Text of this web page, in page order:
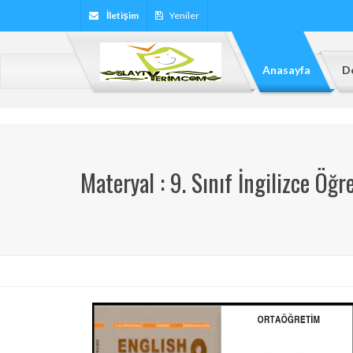
İletişim Yeniler
Anasayfa
Materyal : 9. Sınıf İngilizce